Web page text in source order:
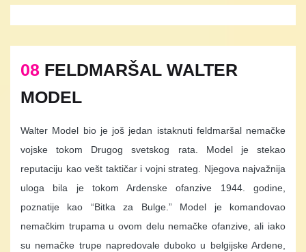
08 FELDMARŠAL WALTER
MODEL
Walter Model bio je još jedan istaknuti feldmaršal nemačke
vojske tokom Drugog svetskog rata. Model je stekao
reputaciju kao vešt taktičar i vojni strateg. Njegova najvažnija
uloga bila je tokom Ardenske ofanzive 1944. godine,
poznatije kao “Bitka za Bulge.” Model je komandovao
nemačkim trupama u ovom delu nemačke ofanzive, ali iako
su nemačke trupe napredovale duboko u belgijske Ardene,